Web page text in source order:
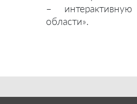
–
области».